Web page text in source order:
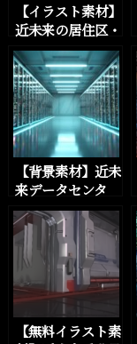
【イラスト素材】
近未来の居住区・
ベッドルーム・マ
イルームを数点追
加しました
【背景素材】近未
来データセンタ
ー・サーバーファ
ーム 5種×監視映
像差分 10枚セッ
トをBOOTHに追
加しました。
【無料イラスト素